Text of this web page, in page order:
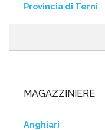
Provincia di Terni
MAGAZZINIERE
Anghiari